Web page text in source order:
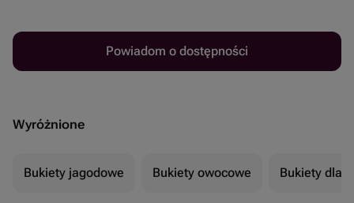
Powiadom o dostępności
Wyróżnione
Bukiety jagodowe Bukiety owocowe Bukiety dla